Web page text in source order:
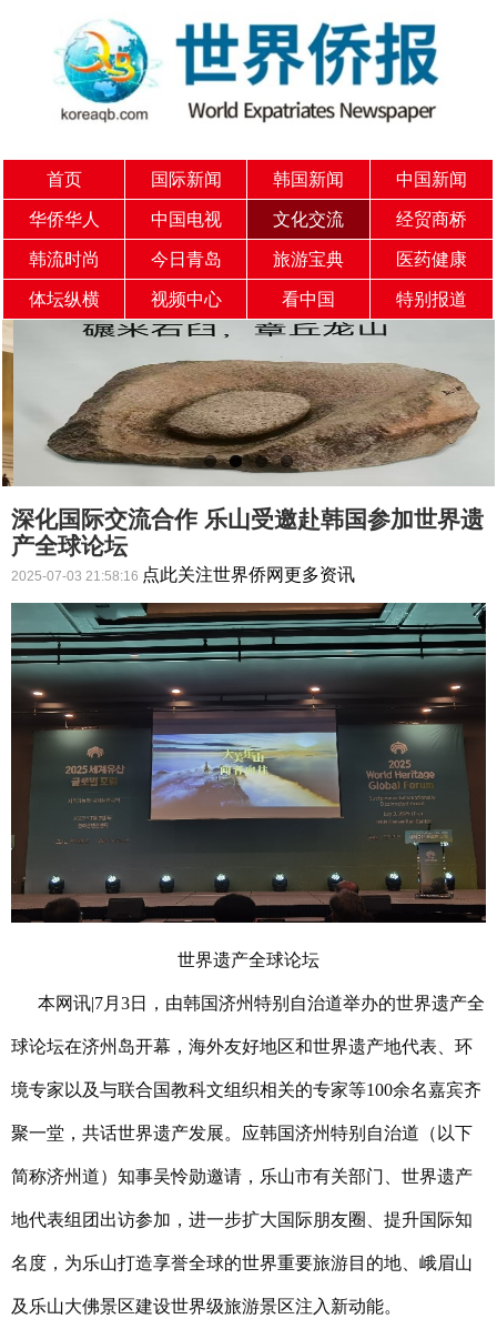
首页 国际新闻 韩国新闻 中国新闻
华侨华人 中国电视 文化交流 经贸商桥
韩流时尚 今日青岛 旅游宝典 医药健康
体坛纵横 视频中心 看中国 特别报道
深化国际交流合作 乐山受邀赴韩国参加世界遗
产全球论坛
2025-07-03 21:58:16 点此关注世界侨网更多资讯
世界遗产全球论坛
本网讯|7月3日，由韩国济州特别自治道举办的世界遗产全
球论坛在济州岛开幕，海外友好地区和世界遗产地代表、环
境专家以及与联合国教科文组织相关的专家等100余名嘉宾齐
聚一堂，共话世界遗产发展。 应韩国济州特别自治道（以下
简称济州道）知事吴怜勋邀请， 乐山市有关部门、世界遗产
地代表组团出访参加，进一步扩大国际朋友圈、提升国际知
名度，为乐山打造享誉全球的世界重要旅游目的地、峨眉山
及乐山大佛景区建设世界级旅游景区注入新动能。